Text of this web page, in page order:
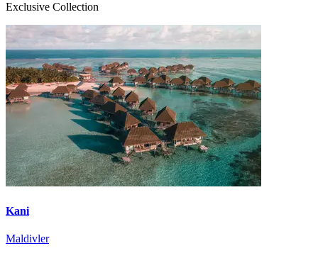
Exclusive Collection
Kani
Maldivler